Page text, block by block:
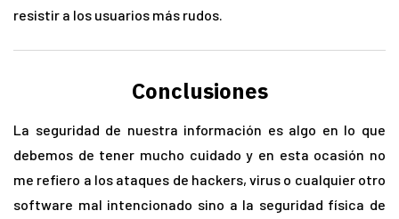
resistir a los usuarios más rudos.
Conclusiones
La seguridad de nuestra información es algo en lo que
debemos de tener mucho cuidado y en esta ocasión no
me refiero a los ataques de hackers, virus o cualquier otro
software mal intencionado sino a la seguridad física de